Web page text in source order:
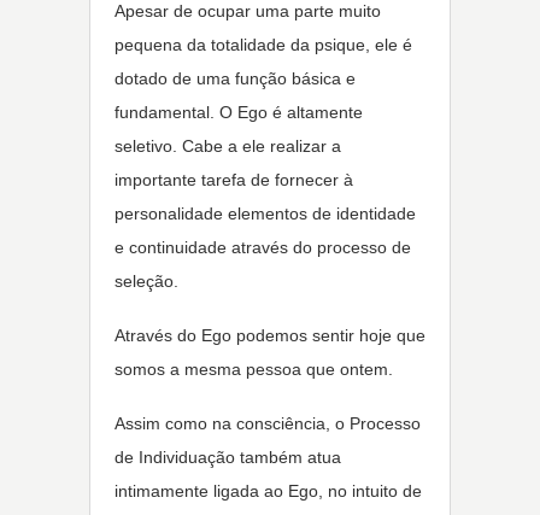
Apesar de ocupar uma parte muito
pequena da totalidade da psique, ele é
dotado de uma função básica e
fundamental. O Ego é altamente
seletivo. Cabe a ele realizar a
importante tarefa de fornecer à
personalidade elementos de identidade
e continuidade através do processo de
seleção.
Através do Ego podemos sentir hoje que
somos a mesma pessoa que ontem.
Assim como na consciência, o Processo
de Individuação também atua
intimamente ligada ao Ego, no intuito de